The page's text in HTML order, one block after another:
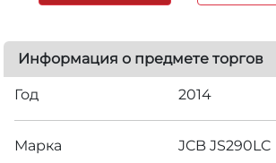
Информация о предмете торгов
Год 2014
Марка JCB JS290LC